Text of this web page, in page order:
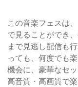
この音楽フェスは
で見ることができ
まで見逃し配信も
っても、何度でも
機会に、豪華なセ
高音質・高画質で